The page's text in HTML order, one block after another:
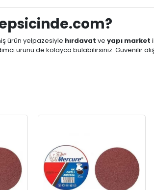
ürün yelpazesiyle hırdavat ve yapı market
ürünü de kolayca bulabilirsiniz. Güvenilir